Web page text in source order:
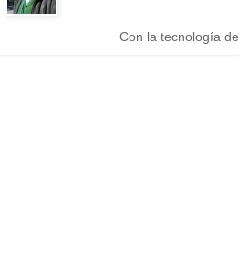
Con la tecnología de